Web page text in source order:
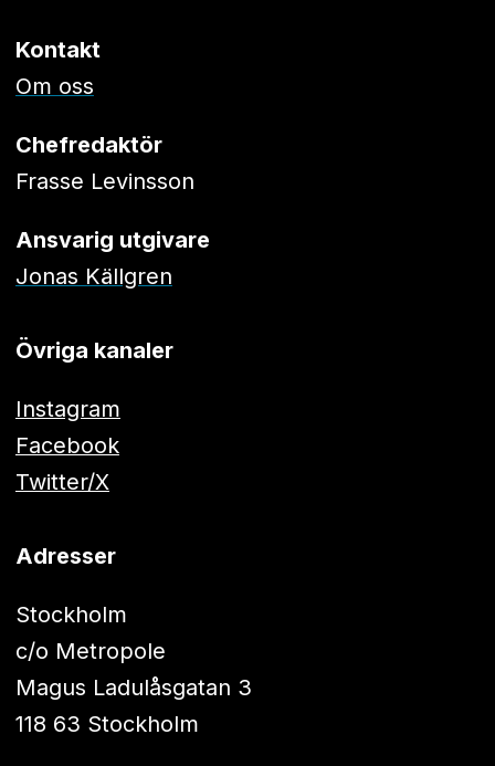
Kontakt
Om oss
Chefredaktör
Frasse Levinsson
Ansvarig utgivare
Jonas Källgren
Övriga kanaler
Instagram
Facebook
Twitter/X
Adresser
Stockholm
c/o Metropole
Magus Ladulåsgatan 3
118 63 Stockholm